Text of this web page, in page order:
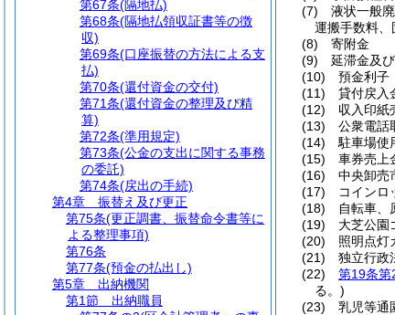
(7)
液状一般
運搬手数料、
(8)
寄附金
(9)
延滞金及
(10)
預金利子
(11)
貸付戻入
(12)
収入印紙
(13)
公衆電話
(14)
駐車場使
(15)
車券売上
(16)
中央卸売
(17)
コインロ
(18)
自転車、
(19)
大芝公園
(20)
照明点灯
(21)
独立行政
(22)
第19条第
る。)
(23)
乳児等通
第67条(隔地払)
第68条(隔地払領収証書等の徴
収)
第69条(口座振替の方法による支
払)
第70条(還付資金の交付)
第71条(還付資金の整理及び精
算)
第72条(準用規定)
第73条(公金の支出に関する事務
の委託)
第74条(戻出の手続)
第4章
振替え及び更正
第75条(更正調書、振替命令書等に
よる整理事項)
第76条
第77条(預金の払出し)
第5章
出納機関
第1節
出納職員